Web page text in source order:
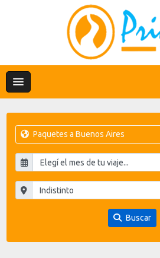
Paquetes a Buenos Aires
Buscar